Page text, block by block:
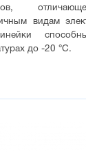
видам
до -20 °С.
давно
с
что цена на